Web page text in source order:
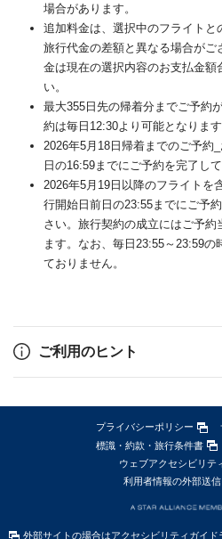
場合があります。
追加料金は、選択中のフライトと
旅行代金の差額と異なる場合がご
金は現在の選択内容のお支払金額
い。
最大355日先の帰着分までご予約
約は毎日12:30より可能となります
2026年5月18日帰着までのご予約
日の16:59までにご予約を完了して
2026年5月19日以降のフライトを
行開始日前日の23:55までにご予
さい。旅行契約の成立にはご予約
ます。なお、毎日23:55～23:59の
ておりません。
ご利用のヒント
プライバシーポリシー
標識・約款・旅行条件書
ウェブアクセシビリテ
利用者情報の外部送
外部サイトの場合はアクセシビリティガイ